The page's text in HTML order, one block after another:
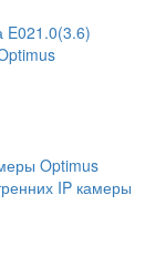
E021.0(3.6)
IP камеры